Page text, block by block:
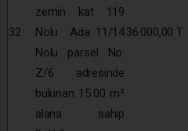
32
zemin kat 119
Nolu Ada 11/14
Nolu parsel No:
Z/6 adresinde
bulunan 15.00 m²
alana sahip
36.000,00 T